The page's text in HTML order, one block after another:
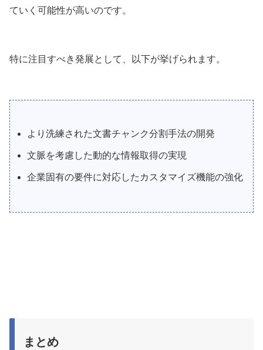
ていく可能性が高いのです。
特に注目すべき発展として、以下が挙げられます。
より洗練された文書チャンク分割手法の開発
文脈を考慮した動的な情報取得の実現
企業固有の要件に対応したカスタマイズ機能の強化
まとめ